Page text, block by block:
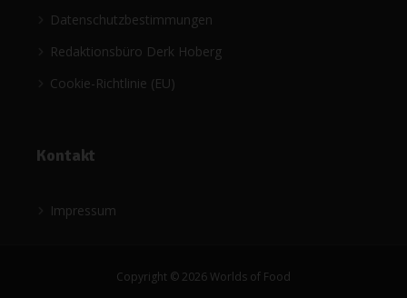
Datenschutzbestimmungen
Redaktionsbüro Derk Hoberg
Cookie-Richtlinie (EU)
Kontakt
Impressum
Copyright © 2026 Worlds of Food